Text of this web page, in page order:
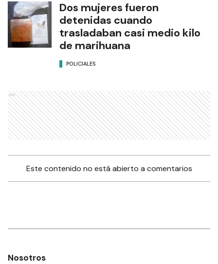
Dos mujeres fueron
detenidas cuando
trasladaban casi medio kilo
de marihuana
POLICIALES
Ads
Este contenido no está abierto a comentarios
Nosotros